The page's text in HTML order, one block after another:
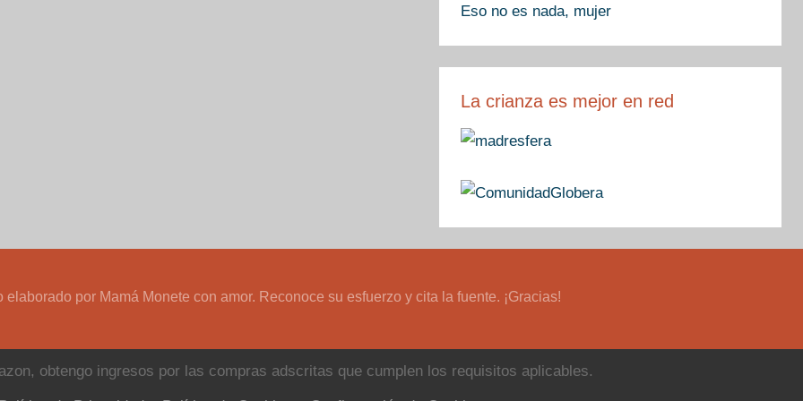
Eso no es nada, mujer
La crianza es mejor en red
por Mamá Monete con amor. Reconoce su esfuerzo y cita la fuente. ¡Gracias!
obtengo ingresos por las compras adscritas que cumplen los requisitos aplicables.